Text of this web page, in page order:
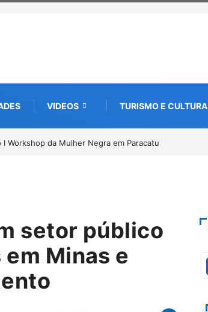
VIDEOS TURISMO E CULTURA
solicitação do benefício do PSA
setor público
Minas e